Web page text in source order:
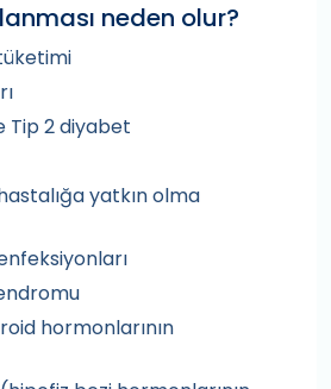
neden olur?
Tip 2 diyabet
yatkın olma
hormonlarının